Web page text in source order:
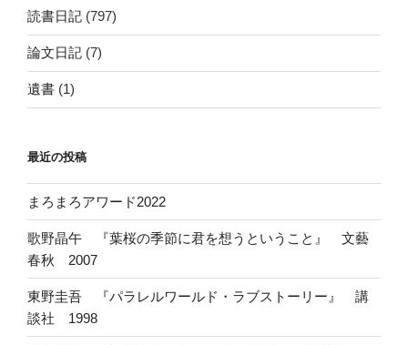
読書日記 (797)
論文日記 (7)
遺書 (1)
最近の投稿
まろまろアワード2022
歌野晶午 『葉桜の季節に君を想うということ』 文藝
春秋 2007
東野圭吾 『パラレルワールド・ラブストーリー』 講
談社 1998